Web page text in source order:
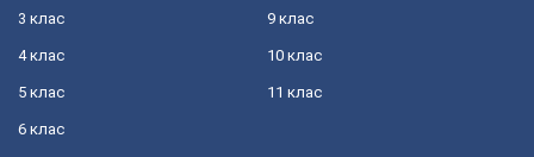
3 клас
4 клас
5 клас
6 клас
9 клас
10 клас
11 клас